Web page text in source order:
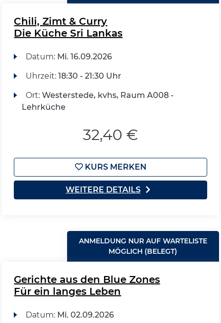
Chili, Zimt & Curry
Die Küche Sri Lankas
Datum: Mi. 16.09.2026
Uhrzeit: 18:30 - 21:30 Uhr
Ort: Westerstede, kvhs, Raum A008 -
Lehrküche
32,40 €
KURS MERKEN
WEITERE DETAILS
ANMELDUNG NUR AUF WARTELISTE
MÖGLICH (BELEGT)
Gerichte aus den Blue Zones
Für ein langes Leben
Datum: Mi. 02.09.2026